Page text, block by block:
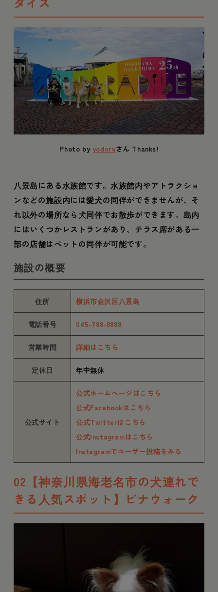
Photo by yodoruさん Thanks!
八景島にある水族館です。水族館内やアトラクショ
ンなどの施設内には愛犬の同伴ができませんが、そ
れ以外の場所なら犬同伴でお散歩ができます。島内
にはいくつかレストランがあり、テラス席がある一
部の店舗はペットの同伴が可能です。
施設の概要
住所 横浜市金沢区八景島
電話番号 045-788-8888
営業時間 詳細はこちら
定休日 年中無休
公式サイト
公式ホームページはこちら
公式Facebookはこちら
公式Twitterはこちら
公式Instagramはこちら
Instagramでユーザー投稿をみる
02【神奈川県海老名市の犬連れで
きる人気スポット】ビナウォーク